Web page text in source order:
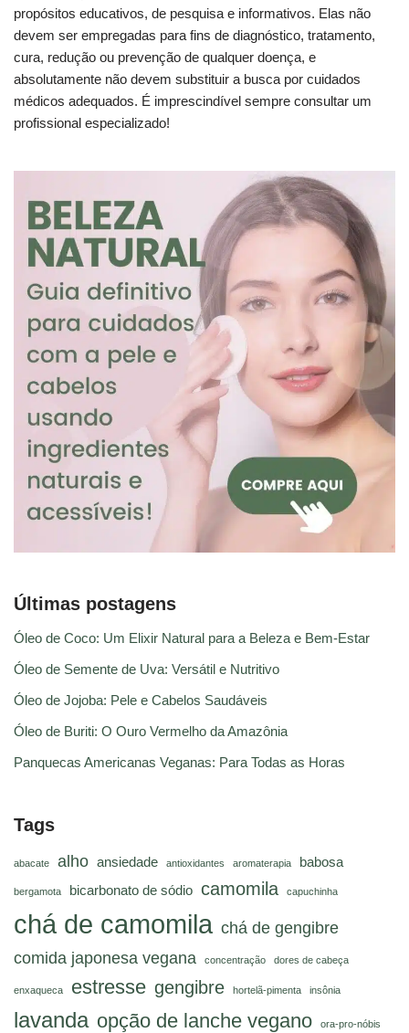
propósitos educativos, de pesquisa e informativos. Elas não
devem ser empregadas para fins de diagnóstico, tratamento,
cura, redução ou prevenção de qualquer doença, e
absolutamente não devem substituir a busca por cuidados
médicos adequados. É imprescindível sempre consultar um
profissional especializado!
Últimas postagens
Óleo de Coco: Um Elixir Natural para a Beleza e Bem-Estar
Óleo de Semente de Uva: Versátil e Nutritivo
Óleo de Jojoba: Pele e Cabelos Saudáveis
Óleo de Buriti: O Ouro Vermelho da Amazônia
Panquecas Americanas Veganas: Para Todas as Horas
Tags
abacate alho ansiedade antioxidantes aromaterapia babosa
bergamota bicarbonato de sódio camomila capuchinha
chá de camomila chá de gengibre
comida japonesa vegana
concentração dores de cabeça
enxaqueca estresse gengibre hortelã-pimenta insônia
lavanda opção de lanche vegano ora-pro-nóbis